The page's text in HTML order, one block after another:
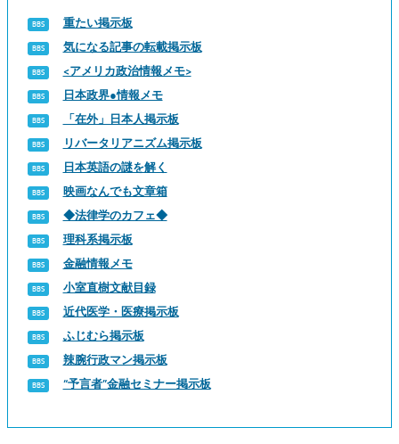
重たい掲示板
気になる記事の転載掲示板
<アメリカ政治情報メモ>
日本政界●情報メモ
「在外」日本人掲示板
リバータリアニズム掲示板
日本英語の謎を解く
映画なんでも文章箱
◆法律学のカフェ◆
理科系掲示板
金融情報メモ
小室直樹文献目録
近代医学・医療掲示板
ふじむら掲示板
辣腕行政マン掲示板
“予言者”金融セミナー掲示板